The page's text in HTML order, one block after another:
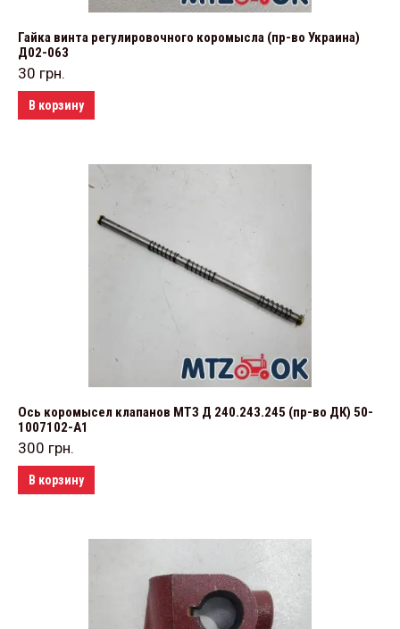
Гайка винта регулировочного коромысла (пр-во Украина)
Д02-063
30 грн.
В корзину
Ось коромысел клапанов МТЗ Д 240.243.245 (пр-во ДК) 50-
1007102-А1
300 грн.
В корзину